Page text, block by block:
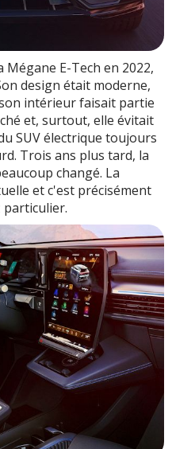
E-Tech en 2022,
design était moderne,
intérieur faisait partie
et, surtout, elle évitait
SUV électrique toujours
Trois ans plus tard, la
changé. La
et c'est précisément
particulier.